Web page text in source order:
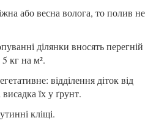
або весна волога, то полив не
ділянки вносять перегній
кг на м².
відділення діток від
їх у ґрунт.
кліщі.